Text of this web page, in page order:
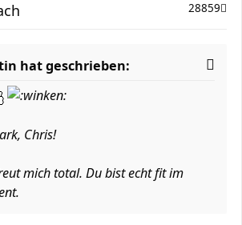
28859
hat geschrieben:
Chris!
mich total. Du bist echt fit im